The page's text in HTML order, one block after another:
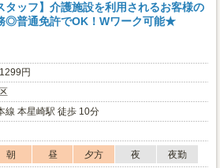
タッフ】介護施設を利用されるお客様の
◎普通免許でOK！Wワーク可能★
円
線 本星崎駅 徒歩 10分
朝 昼 夕方 夜 夜勤